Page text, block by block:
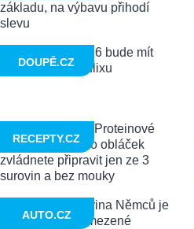
DOUPĚ.CZ
RECEPTY.CZ
AUTO.CZ